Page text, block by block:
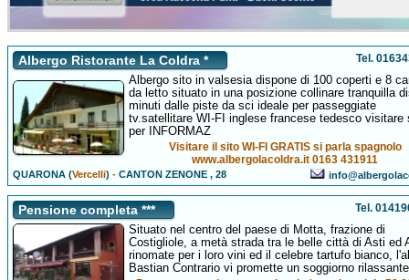
Albergo Ristorante La Coldra * Tel.
Albergo sito in valsesia dispone di 100 coperti e 8
da letto situato in una posizione collinare tranquilla
minuti dalle piste da sci ideale per passeggiate
tv.satellitare WI-FI inglese francese tedesco visitare
per INFORMAZ
Visitare il sito WI-FI GRATIS si parla spagnolo
www.albergolacoldra.it 0163 431911
QUARONA (Vercelli) -CANTON ZENONE , 28
Pensione completa *** Tel.
Situato nel centro del paese di Motta, frazione di
Costigliole, a metà strada tra le belle città di Asti ed
rinomate per i loro vini ed il celebre tartufo bianco,
Bastian Contrario vi promette un soggiorno